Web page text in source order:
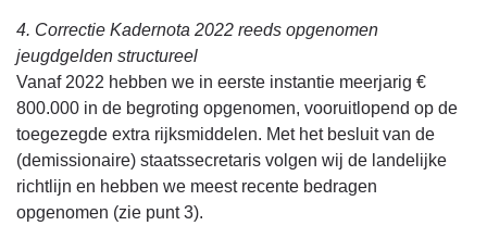
4. Correctie Kadernota 2022 reeds opgenomen
jeugdgelden structureel
Vanaf 2022 hebben we in eerste instantie meerjarig €
800.000 in de begroting opgenomen, vooruitlopend op de
toegezegde extra rijksmiddelen. Met het besluit van de
(demissionaire) staatssecretaris volgen wij de landelijke
richtlijn en hebben we meest recente bedragen
opgenomen (zie punt 3).